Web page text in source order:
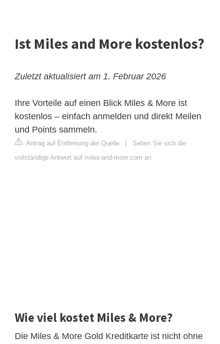
Ist Miles and More kostenlos?
Zuletzt aktualisiert am 1. Februar 2026
Ihre Vorteile auf einen Blick Miles & More ist
kostenlos – einfach anmelden und direkt Meilen
und Points sammeln.
Antrag auf Entfernung der Quelle
Sehen Sie sich die
vollständige Antwort auf miles-and-more.com an
Wie viel kostet Miles & More?
Die Miles & More Gold Kreditkarte ist nicht ohne